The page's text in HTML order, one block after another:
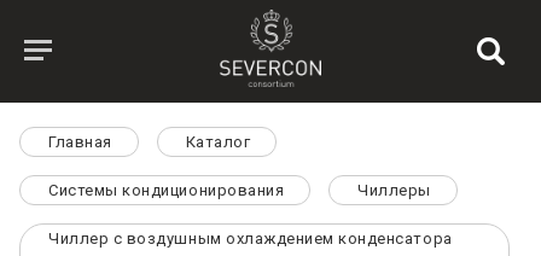
Главная Каталог
Системы кондиционирования Чиллеры
Чиллер с воздушным охлаждением конденсатора